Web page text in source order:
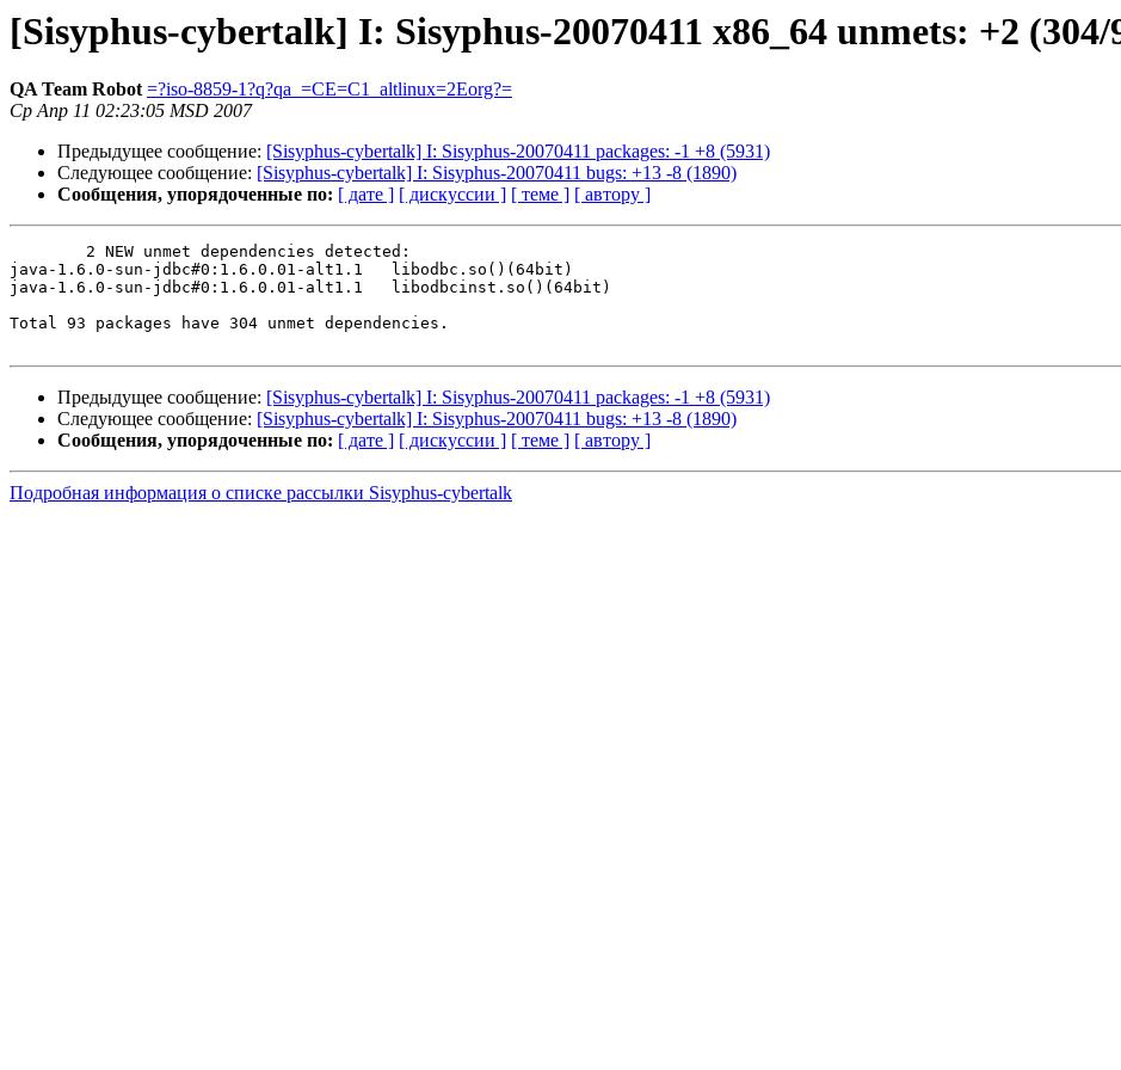
[Sisyphus-cybertalk] I: Sisyphus-20070411 x86_64 unmets: +2 (304/
QA Team Robot =?iso-8859-1?q?qa_=CE=C1_altlinux=2Eorg?=
Ср Апр 11 02:23:05 MSD 2007
Предыдущее сообщение: [Sisyphus-cybertalk] I: Sisyphus-20070411 packages: -1 +8 (5931)
Следующее сообщение: [Sisyphus-cybertalk] I: Sisyphus-20070411 bugs: +13 -8 (1890)
Сообщения, упорядоченные по: [ дате ] [ дискуссии ] [ теме ] [ автору ]
java-1.6.0-sun-jdbc#0:1.6.0.01-alt1.1	libodbc.so()(64bit)
java-1.6.0-sun-jdbc#0:1.6.0.01-alt1.1	libodbcinst.so()(64bit)
Total 93 packages have 304 unmet dependencies.
Предыдущее сообщение: [Sisyphus-cybertalk] I: Sisyphus-20070411 packages: -1 +8 (5931)
Следующее сообщение: [Sisyphus-cybertalk] I: Sisyphus-20070411 bugs: +13 -8 (1890)
Сообщения, упорядоченные по: [ дате ] [ дискуссии ] [ теме ] [ автору ]
Подробная информация о списке рассылки Sisyphus-cybertalk